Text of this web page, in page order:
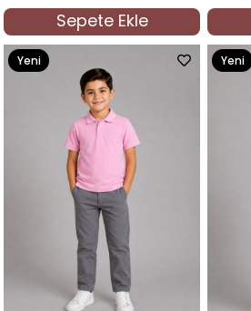
Sepete Ekle
Yeni
Yeni